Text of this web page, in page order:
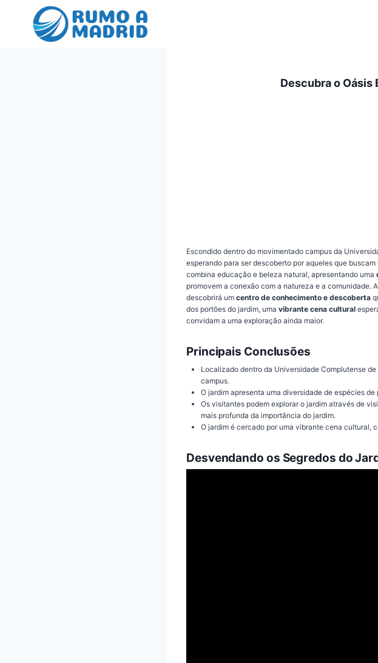
Descubra o Oásis
Escondido dentro do movimentado campus da
esperando para ser descoberto por aqueles que buscam
combina educação e beleza natural, apresentando uma
promovem a conexão com a natureza e a comunidade.
descobrirá um centro de conhecimento e descoberta
dos portões do jardim, uma vibrante cena cultural
convidam a uma exploração ainda maior.
Principais Conclusões
Localizado dentro da Universidade Complutense
campus.
O jardim apresenta uma diversidade de espécies
Os visitantes podem explorar o jardim através de
mais profunda da importância do jardim.
O jardim é cercado por uma vibrante cena cultural,
Desvendando os Segredos do